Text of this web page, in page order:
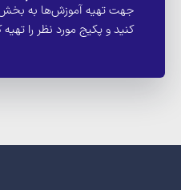
جهت تهیه آموزش‌ها به
کنید و پکیج مورد نظر را تهیه